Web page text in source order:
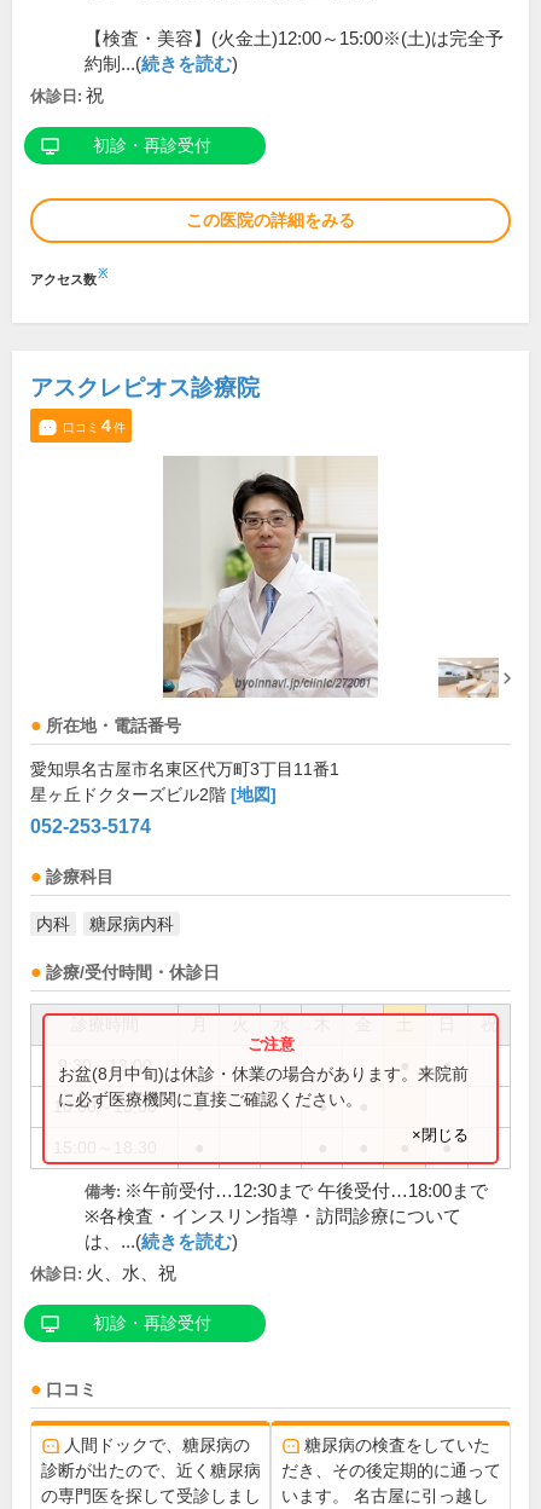
【検査・美容】(火金土)12:00～15:00※(土)は完全予
約制...(続きを読む)
休診日: 祝
初診・再診受付
この医院の詳細をみる
アクセス数※
アスクレピオス診療院
口コミ 4件
所在地・電話番号
愛知県名古屋市名東区代万町3丁目11番1
星ヶ丘ドクターズビル2階 [地図]
052-253-5174
診療科目
内科 糖尿病内科
診療/受付時間・休診日
祝
9:30～13:00 ●
10:00～13:00 ● ●
●
お盆(8月中旬)は休診・休業の場合があります。来院前
に必ず医療機関に直接ご確認ください。
×閉じる
備考: ※午前受付…12:30まで 午後受付…18:00まで
※各検査・インスリン指導・訪問診療について
は、...(続きを読む)
休診日: 火、水、祝
初診・再診受付
口コミ
人間ドックで、糖尿病の
診断が出たので、近く糖尿病
の専門医を探して受診しまし
糖尿病の検査をしていた
だき、その後定期的に通って
います。 名古屋に引っ越し